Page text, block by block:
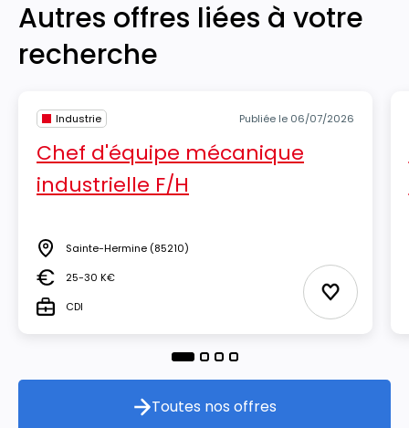
Autres offres liées à votre
recherche
Industrie Publiée le 06/07/2026
Chef d'équipe mécanique
industrielle F/H
Lieu Sainte-Hermine (85210)
Salaire25-30 K€
TypeCDI Ajouter
Toutes nos offres
Toutes nos offres